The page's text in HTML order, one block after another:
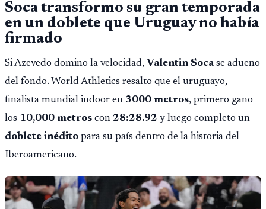
Soca transformo su gran temporada
en un doblete que Uruguay no había
firmado
Si Azevedo domino la velocidad, Valentin Socase adueno
del fondo. World Athletics resalto que el uruguayo,
finalista mundial indoor en 3000 metros, primero gano
los 10,000 metros con 28:28.92 y luego completo un
doblete inédito para su país dentro de la historia del
Iberoamericano.